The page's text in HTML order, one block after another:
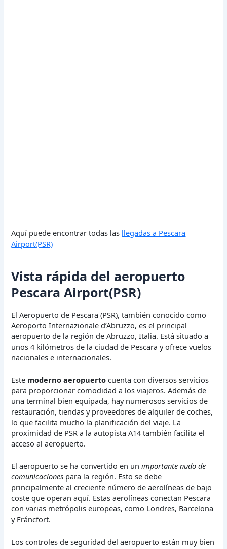
Aquí puede encontrar todas las llegadas a Pescara
Airport(PSR)
Vista rápida del aeropuerto
Pescara Airport(PSR)
El Aeropuerto de Pescara (PSR), también conocido como
Aeroporto Internazionale d’Abruzzo, es el principal
aeropuerto de la región de Abruzzo, Italia. Está situado a
unos 4 kilómetros de la ciudad de Pescara y ofrece vuelos
nacionales e internacionales.
Este moderno aeropuerto cuenta con diversos servicios
para proporcionar comodidad a los viajeros. Además de
una terminal bien equipada, hay numerosos servicios de
restauración, tiendas y proveedores de alquiler de coches,
lo que facilita mucho la planificación del viaje. La
proximidad de PSR a la autopista A14 también facilita el
acceso al aeropuerto.
El aeropuerto se ha convertido en unimportante nudo de
comunicaciones para la región. Esto se debe
principalmente al creciente número de aerolíneas de bajo
coste que operan aquí. Estas aerolíneas conectan Pescara
con varias metrópolis europeas, como Londres, Barcelona
y Fráncfort.
Los controles de seguridad del aeropuerto están muy bien